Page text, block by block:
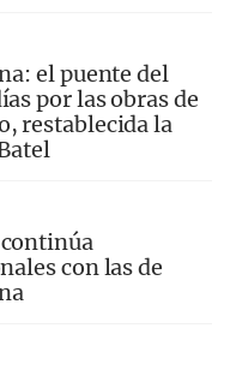
el puente del
por las obras de
restablecida la
continúa
con las de